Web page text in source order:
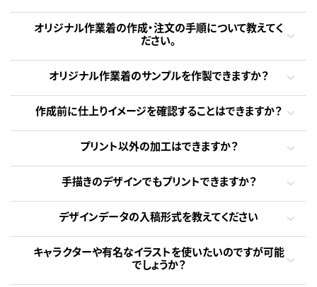
オリジナル作業着の作成・注文の手順について教えてく
ださい。
オリジナル作業着のサンプルを作製できますか？
作成前に仕上りイメージを確認することはできますか？
プリント以外の加工はできますか？
手描きのデザインでもプリントできますか？
デザインデータの入稿形式を教えてください
キャラクターや有名なイラストを使いたいのですが可能
でしょうか？